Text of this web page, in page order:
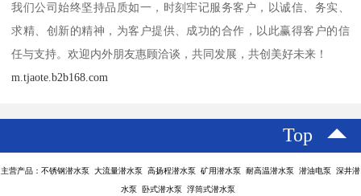
我们公司始终坚持品质如一，时刻牢记服务客户，以诚信、务实、
求精、创新的精神，为客户提供、成功的合作，以此赢得客户的信
任与支持。欢迎内外朋友惠顾洽谈，共同发展，共创美好未来！
m.tjaote.b2b168.com
Top
主营产品：不锈钢潜水泵 大流量潜水泵 高扬程潜水泵 矿用潜水泵 耐高温潜水泵 潜油电泵 深井潜
水泵 卧式潜水泵 浮筒式潜水泵